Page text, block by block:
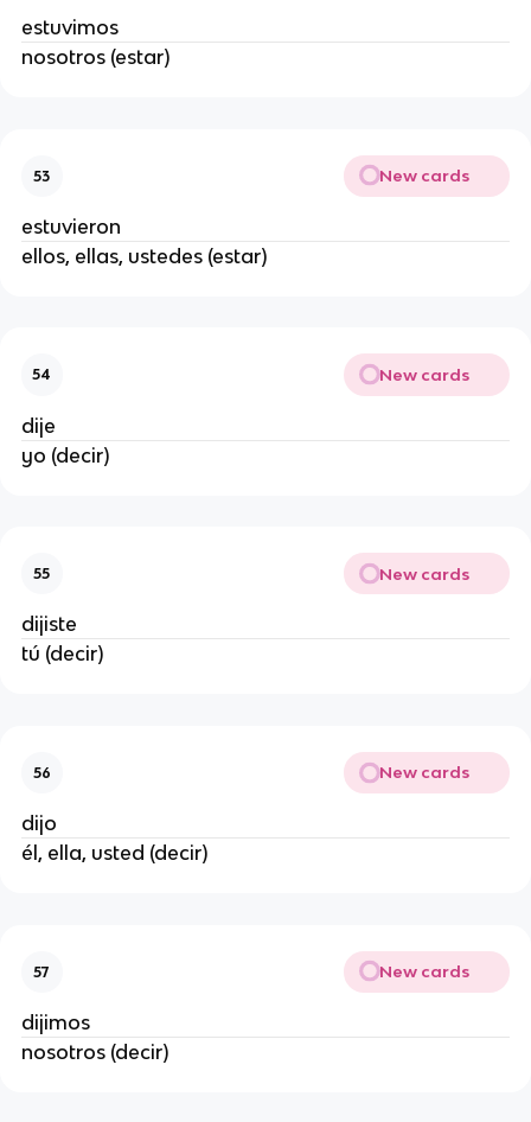
estuvimos
nosotros (estar)
53 New cards
estuvieron
ellos, ellas, ustedes (estar)
54 New cards
dije
yo (decir)
55 New cards
dijiste
tú (decir)
56 New cards
dijo
él, ella, usted (decir)
57 New cards
dijimos
nosotros (decir)